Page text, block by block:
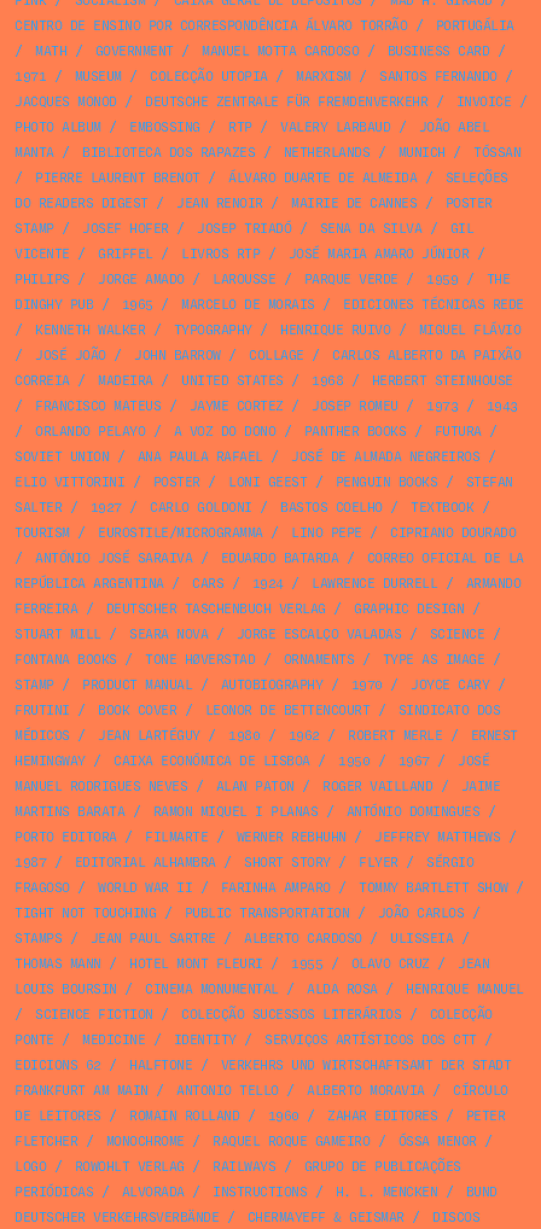
CENTRO DE ENSINO POR CORRESPONDÊNCIA ÁLVARO TORRÃO/
PORTUGÁLIA
/
MATH / GOVERNMENT/ MANUEL MOTTA CARDOSO/ BUSINESS CARD/
1971 / MUSEUM/ COLECÇÃO UTOPIA/ MARXISM/ SANTOS FERNANDO/
JACQUES MONOD/ DEUTSCHE ZENTRALE FÜR FREMDENVERKEHR/ INVOICE /
PHOTO ALBUM/ EMBOSSING / RTP/ VALERY LARBAUD/
JOÃO ABEL
MANTA/ BIBLIOTECA DOS RAPAZES / NETHERLANDS / MUNICH /
TÓSSAN
/
PIERRE LAURENT BRENOT/ ÁLVARO DUARTE DE ALMEIDA/
SELEÇÕES
DO READERS DIGEST/ JEAN RENOIR/ MAIRIE DE CANNES /
POSTER
STAMP/ JOSEF HOFER/ JOSEP TRIADÓ/ SENA DA SILVA/
GIL
VICENTE / GRIFFEL/ LIVROS RTP/ JOSÉ MARIA AMARO JÚNIOR/
PHILIPS / JORGE AMADO/ LAROUSSE / PARQUE VERDE / 1959 /
THE
DINGHY PUB/ 1965 / MARCELO DE MORAIS /
EDICIONES TÉCNICAS REDE
/
KENNETH WALKER/ TYPOGRAPHY/ HENRIQUE RUIVO/
MIGUEL FLÁVIO
/
JOSÉ JOÃO/ JOHN BARROW/ COLLAGE /
CARLOS ALBERTO DA PAIXÃO
CORREIA/ MADEIRA/ UNITED STATES / 1968 /
HERBERT STEINHOUSE
/
FRANCISCO MATEUS / JAYME CORTEZ / JOSEP ROMEU / 1973 /
1943
/
ORLANDO PELAYO/ A VOZ DO DONO/ PANTHER BOOKS / FUTURA/
SOVIET UNION / ANA PAULA RAFAEL/ JOSÉ DE ALMADA NEGREIROS /
ELIO VITTORINI / POSTER/ LONI GEEST/ PENGUIN BOOKS /
STEFAN
SALTER/ 1927/ CARLO GOLDONI / BASTOS COELHO/ TEXTBOOK/
TOURISM/ EUROSTILE/MICROGRAMMA/ LINO PEPE /
CIPRIANO DOURADO
/
ANTÓNIO JOSÉ SARAIVA/ EDUARDO BATARDA/
CORREO OFICIAL DE LA
REPÚBLICA ARGENTINA/ CARS / 1924/ LAWRENCE DURRELL/
ARMANDO
FERREIRA/ DEUTSCHER TASCHENBUCH VERLAG / GRAPHIC DESIGN /
STUART MILL/ SEARA NOVA/ JORGE ESCALÇO VALADAS / SCIENCE /
FONTANA BOOKS / TONE HØVERSTAD/ ORNAMENTS / TYPE AS IMAGE /
STAMP/ PRODUCT MANUAL/ AUTOBIOGRAPHY/ 1970 / JOYCE CARY/
FRUTINI / BOOK COVER/ LEONOR DE BETTENCOURT/
SINDICATO DOS
MÉDICOS / JEAN LARTÉGUY/ 1980 / 1962 / ROBERT MERLE /
ERNEST
HEMINGWAY/ CAIXA ECONÓMICA DE LISBOA/ 1950 / 1967/
JOSÉ
MANUEL RODRIGUES NEVES / ALAN PATON / ROGER VAILLAND/
JAIME
MARTINS BARATA/ RAMON MIQUEL I PLANAS / ANTÓNIO DOMINGUES /
PORTO EDITORA/ FILMARTE / WERNER REBHUHN / JEFFREY MATTHEWS /
1987/ EDITORIAL ALHAMBRA/ SHORT STORY/ FLYER/
SÉRGIO
FRAGOSO/ WORLD WAR II / FARINHA AMPARO/ TOMMY BARTLETT SHOW/
TIGHT NOT TOUCHING / PUBLIC TRANSPORTATION / JOÃO CARLOS /
STAMPS / JEAN PAUL SARTRE / ALBERTO CARDOSO/ ULISSEIA/
THOMAS MANN / HOTEL MONT FLEURI / 1955 / OLAVO CRUZ /
JEAN
LOUIS BOURSIN / CINEMA MONUMENTAL/ ALDA ROSA/
HENRIQUE MANUEL
/
SCIENCE FICTION / COLECÇÃO SUCESSOS LITERÁRIOS /
COLECÇÃO
PONTE / MEDICINE / IDENTITY/ SERVIÇOS ARTÍSTICOS DOS CTT/
EDICIONS 62 / HALFTONE /
VERKEHRS UND WIRTSCHAFTSAMT DER STADT
FRANKFURT AM MAIN / ANTONIO TELLO/ ALBERTO MORAVIA/
CÍRCULO
DE LEITORES / ROMAIN ROLLAND/ 1960 / ZAHAR EDITORES /
PETER
FLETCHER/ MONOCHROME / RAQUEL ROQUE GAMEIRO/ ÓSSA MENOR/
LOGO/ ROWOHLT VERLAG / RAILWAYS /
GRUPO DE PUBLICAÇÕES
PERIÓDICAS / ALVORADA/ INSTRUCTIONS / H. L. MENCKEN /
BUND
DEUTSCHER VERKEHRSVERBÄNDE / CHERMAYEFF & GEISMAR/
DISCOS